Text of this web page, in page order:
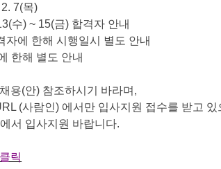
7(목)
수) ~ 15(금) 합격자 안내
자에 한해 시행일시 별도 안내
한해 별도 안내
용(안) 참조하시기 바라며 ,
(사람인) 에서만 입사지원 접수를 받고 있
서 입사지원 바랍니다.
릭